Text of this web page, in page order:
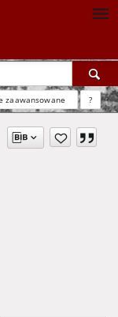
zaawansowane ?